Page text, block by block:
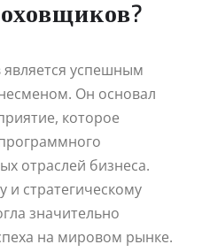
успешным
Он основал
которое
отраслей бизнеса.
и стратегическому
значительно
на мировом рынке.